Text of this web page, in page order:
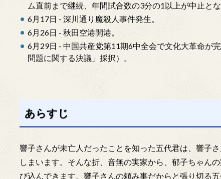
ム直前まで継続、年間試合数の3分の1以上が中止と
6月17日 - 深川通り魔殺人事件発生。
6月26日 - 秋田空港開港。
6月29日 - 中国共産党第11期6中全会で文化大革命が
問題に関する決議」採択）。
あらすじ
響子さんが未亡人だったことを知った五代君は、響子
しまいます。そんな折、音無の実家から、郁子ちゃん
び込んできます。響子さんの頼み事だからと張り切る